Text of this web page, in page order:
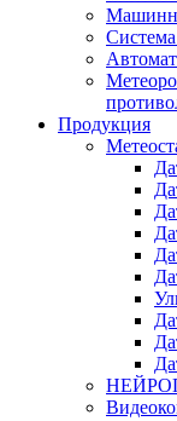
Продукция